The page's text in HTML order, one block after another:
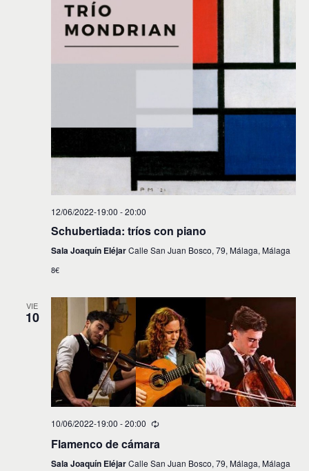
12/06/2022-19:00 -20:00
Schubertiada: tríos con piano
Sala Joaquín EléjarCalle San Juan Bosco, 79, Málaga, Málaga
8€
VIE
10
10/06/2022-19:00 -20:00
Flamenco de cámara
Sala Joaquín EléjarCalle San Juan Bosco, 79, Málaga, Málaga